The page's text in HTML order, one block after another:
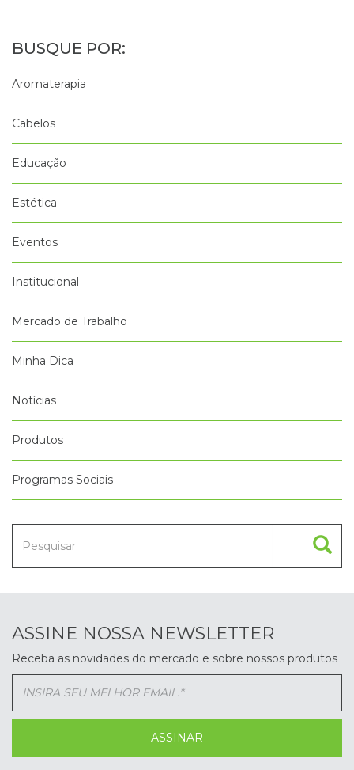
Aromaterapia
Cabelos
Educação
Estética
Eventos
Institucional
Mercado de Trabalho
Minha Dica
Notícias
Produtos
Programas Sociais
ASSINE NOSSA NEWSLETTER
Receba as novidades do mercado e sobre nossos produtos